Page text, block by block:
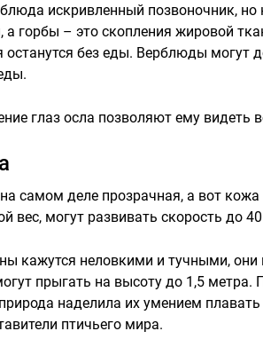
искривленный позвоночник, но
горбы – это скопления жировой
без еды. Верблюды могут
глаз осла позволяют ему видеть
самом деле прозрачная, а вот кожа
вес, могут развивать скорость до
кажутся неловкими и тучными, они
прыгать на высоту до 1,5 метра.
наделила их умением плавать
птичьего мира.